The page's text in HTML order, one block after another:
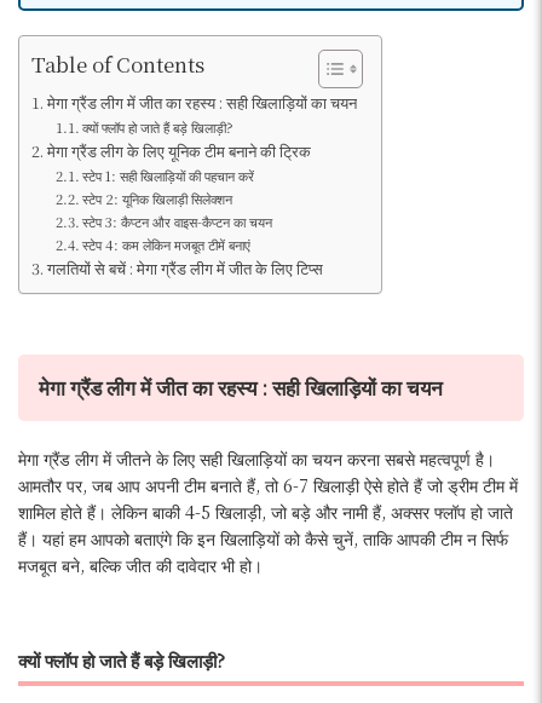
Table of Contents
मेगा ग्रैंड लीग में जीत का रहस्य : सही खिलाड़ियों का चयन
क्यों फ्लॉप हो जाते हैं बड़े खिलाड़ी?
मेगा ग्रैंड लीग के लिए यूनिक टीम बनाने की ट्रिक
स्टेप 1: सही खिलाड़ियों की पहचान करें
स्टेप 2: यूनिक खिलाड़ी सिलेक्शन
स्टेप 3: कैप्टन और वाइस-कैप्टन का चयन
स्टेप 4: कम लेकिन मजबूत टीमें बनाएं
गलतियों से बचें : मेगा ग्रैंड लीग में जीत के लिए टिप्स
मेगा ग्रैंड लीग में जीत का रहस्य : सही खिलाड़ियों का चयन
मेगा ग्रैंड लीग में जीतने के लिए सही खिलाड़ियों का चयन करना सबसे महत्वपूर्ण है।
आमतौर पर, जब आप अपनी टीम बनाते हैं, तो 6-7 खिलाड़ी ऐसे होते हैं जो ड्रीम टीम में
शामिल होते हैं। लेकिन बाकी 4-5 खिलाड़ी, जो बड़े और नामी हैं, अक्सर फ्लॉप हो जाते
हैं। यहां हम आपको बताएंगे कि इन खिलाड़ियों को कैसे चुनें, ताकि आपकी टीम न सिर्फ
मजबूत बने, बल्कि जीत की दावेदार भी हो।
क्यों फ्लॉप हो जाते हैं बड़े खिलाड़ी?